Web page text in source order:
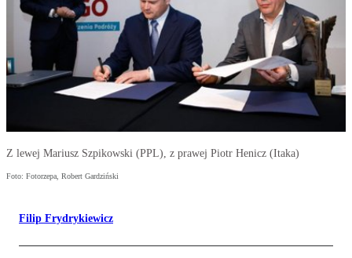
Z lewej Mariusz Szpikowski (PPL), z prawej Piotr Henicz (Itaka)
Foto: Fotorzepa, Robert Gardziński
Filip Frydrykiewicz